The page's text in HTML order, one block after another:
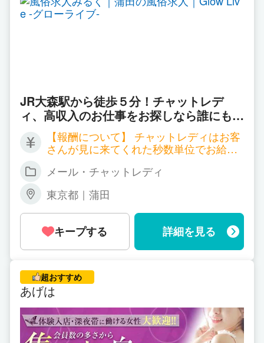
JR大森駅から徒歩５分！チャットレデ
ィ、高収入のお仕事をお探しなら誰にもバ
レずにはじめられる！ ルーム通勤/自宅ど
ちらも対応致します。高収入バイトで充実
のプライベート♪
【報酬について】 チャットレディはお客
さんが見に来てくれた秒数単位でお給料
に報酬も違ってくるのですが、以下一例
700円～7,200円 ▼ツーショットチャット
時給 2,700円～4,500円 ▼パーティーチ
ャット 時給 1,800円～（＊一人のお客
様と話する場合） 同時に会話するお客様
が増えれば増える程、時給ＵＰ！ 平均で
通にいらっしゃいます！ 詳しくはお気軽
にお問い合わせください。
メール・チャットレディ
東京都｜蒲田
キープする 詳細を見る
超おすすめ
あげは